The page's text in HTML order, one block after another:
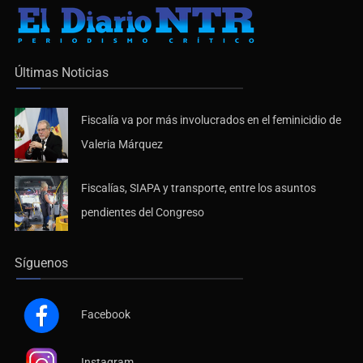
Últimas Noticias
Fiscalía va por más involucrados en el feminicidio de
Valeria Márquez
Fiscalías, SIAPA y transporte, entre los asuntos
pendientes del Congreso
Síguenos
Facebook